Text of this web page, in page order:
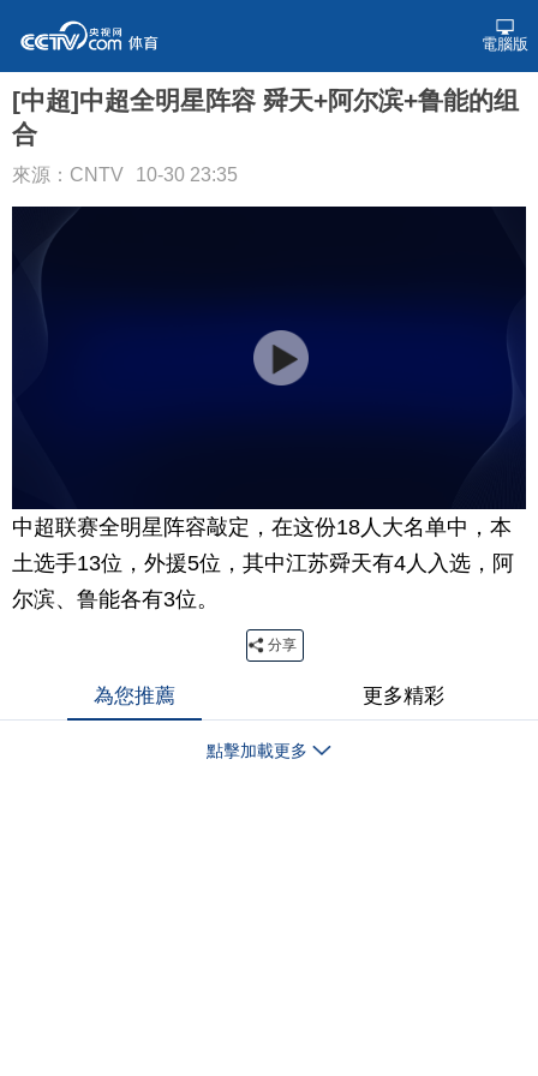
電腦版
[中超]中超全明星阵容 舜天+阿尔滨+鲁能的组
合
來源：CNTV 10-30 23:35
中超联赛全明星阵容敲定，在这份18人大名单中，本
土选手13位，外援5位，其中江苏舜天有4人入选，阿
尔滨、鲁能各有3位。
分享
為您推薦 更多精彩
點擊加載更多